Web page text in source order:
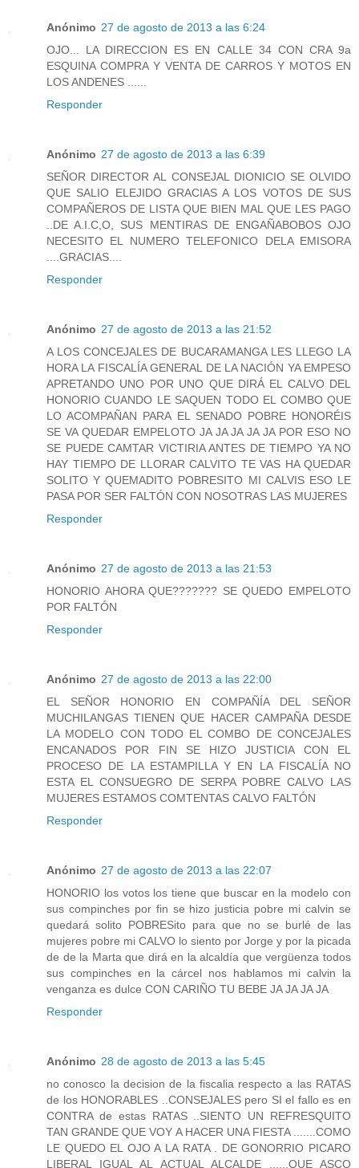
Anónimo 27 de agosto de 2013 a las 6:24
OJO... LA DIRECCION ES EN CALLE 34 CON CRA 9a
ESQUINA COMPRA Y VENTA DE CARROS Y MOTOS EN
LOS ANDENES ......
Responder
Anónimo 27 de agosto de 2013 a las 6:39
SEÑOR DIRECTOR AL CONSEJAL DIONICIO SE OLVIDO
QUE SALIO ELEJIDO GRACIAS A LOS VOTOS DE SUS
COMPAÑEROS DE LISTA QUE BIEN MAL QUE LES PAGO
..DE A.I.C,O, SUS MENTIRAS DE ENGAÑABOBOS OJO
NECESITO EL NUMERO TELEFONICO DELA EMISORA
....GRACIAS....
Responder
Anónimo 27 de agosto de 2013 a las 21:52
A LOS CONCEJALES DE BUCARAMANGA LES LLEGO LA
HORA LA FISCALÍA GENERAL DE LA NACIÓN YA EMPESO
APRETANDO UNO POR UNO QUE DIRÁ EL CALVO DEL
HONORIO CUANDO LE SAQUEN TODO EL COMBO QUE
LO ACOMPAÑAN PARA EL SENADO POBRE HONORÉIS
SE VA QUEDAR EMPELOTO JA JA JA JA JA POR ESO NO
SE PUEDE CAMTAR VICTIRIA ANTES DE TIEMPO YA NO
HAY TIEMPO DE LLORAR CALVITO TE VAS HA QUEDAR
SOLITO Y QUEMADITO POBRESITO MI CALVIS ESO LE
PASA POR SER FALTÓN CON NOSOTRAS LAS MUJERES
Responder
Anónimo 27 de agosto de 2013 a las 21:53
HONORIO AHORA QUE??????? SE QUEDO EMPELOTO
POR FALTÓN
Responder
Anónimo 27 de agosto de 2013 a las 22:00
EL SEÑOR HONORIO EN COMPAÑÍA DEL SEÑOR
MUCHILANGAS TIENEN QUE HACER CAMPAÑA DESDE
LA MODELO CON TODO EL COMBO DE CONCEJALES
ENCANADOS POR FIN SE HIZO JUSTICIA CON EL
PROCESO DE LA ESTAMPILLA Y EN LA FISCALÍA NO
ESTA EL CONSUEGRO DE SERPA POBRE CALVO LAS
MUJERES ESTAMOS COMTENTAS CALVO FALTÓN
Responder
Anónimo 27 de agosto de 2013 a las 22:07
HONORIO los votos los tiene que buscar en la modelo con
sus compinches por fin se hizo justicia pobre mi calvin se
quedará solito POBRESito para que no se burlé de las
mujeres pobre mi CALVO lo siento por Jorge y por la picada
de de la Marta que dirá en la alcaldía que vergüenza todos
sus compinches en la cárcel nos hablamos mi calvin la
venganza es dulce CON CARIÑO TU BEBE JA JA JA JA
Responder
Anónimo 28 de agosto de 2013 a las 5:45
no conosco la decision de la fiscalia respecto a las RATAS
de los HONORABLES ..CONSEJALES pero SI el fallo es en
CONTRA de estas RATAS ..SIENTO UN REFRESQUITO
TAN GRANDE QUE VOY A HACER UNA FIESTA .......COMO
LE QUEDO EL OJO A LA RATA . DE GONORRIO PICARO
LIBERAL IGUAL AL ACTUAL ALCALDE ......QUE ASCO